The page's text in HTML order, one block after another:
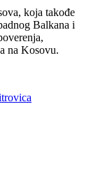
koja takođe
Balkana i
na Kosovu.